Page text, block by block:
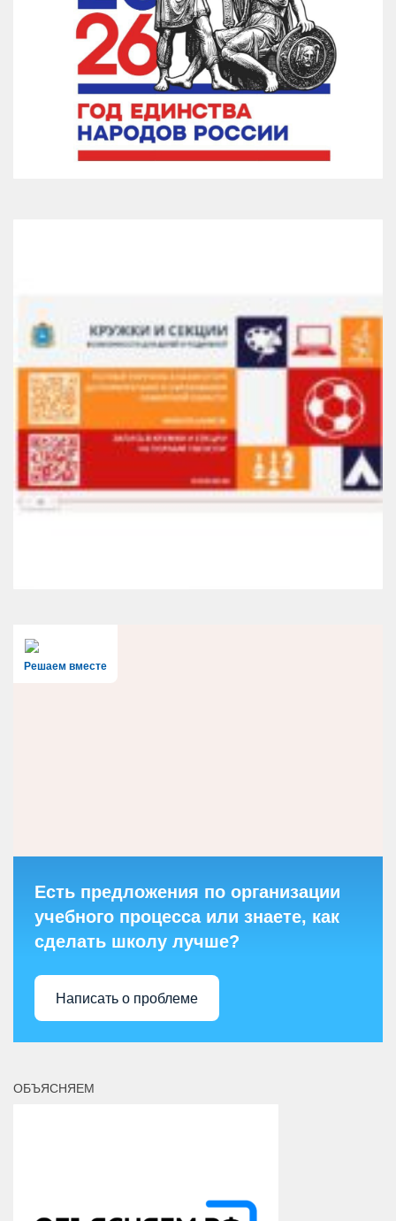
Решаем вместе
Есть предложения по организации
учебного процесса или знаете, как
сделать школу лучше?
Написать о проблеме
ОБЪЯСНЯЕМ